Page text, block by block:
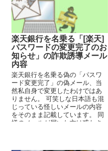
楽天銀行を名乗る「[楽天]
パスワードの変更完了のお
知らせ」の詐欺誘導メール
内容
楽天銀行を名乗る偽の「パスワ
ード変更完了」の偽メール、当
然私自身で変更したわけではあ
りません。 可笑しな日本語も混
じっている怪しいメールの内容
をそのまま記載しています。 同
様のメールが届いた方は惑わさ